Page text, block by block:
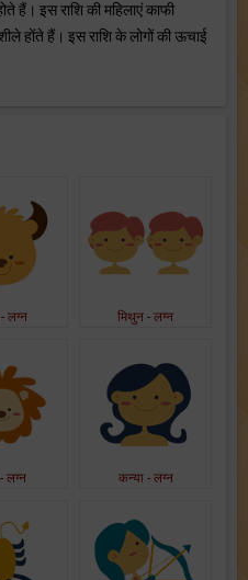
हैं। इस राशि की महिलाएं काफी
होंते हैं। इस राशि के लोगों की ऊचाई
लग्न मिथुन - लग्न
लग्न कन्या - लग्न